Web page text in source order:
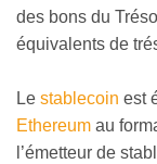
des bons du
équivalents de
Le stablecoin est
Ethereum au
l’émetteur de